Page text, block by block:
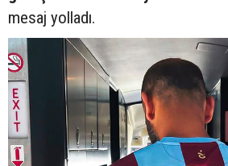
mesaj yolladı.